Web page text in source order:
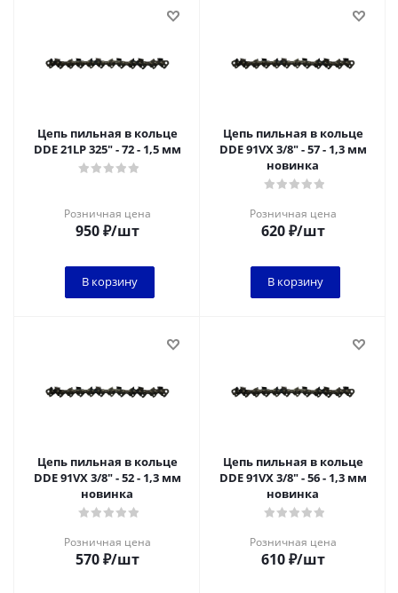
Цепь пильная в кольце
DDE 21LP 325" - 72 - 1,5 мм
Розничная цена
950₽/шт
В корзину
Цепь пильная в кольце
DDE 91VX 3/8" - 57 - 1,3 мм
новинка
Розничная цена
620₽/шт
В корзину
Цепь пильная в кольце
DDE 91VX 3/8" - 52 - 1,3 мм
новинка
Розничная цена
570₽/шт
Цепь пильная в кольце
DDE 91VX 3/8" - 56 - 1,3 мм
новинка
Розничная цена
610₽/шт